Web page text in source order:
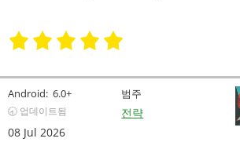
Android: 6.0+
🕣 업데이트됨
08 Jul 2026
범주
전략